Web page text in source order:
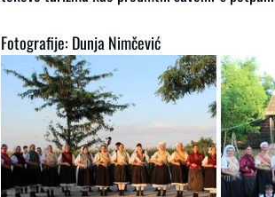
Fotografije: Dunja Nimčević